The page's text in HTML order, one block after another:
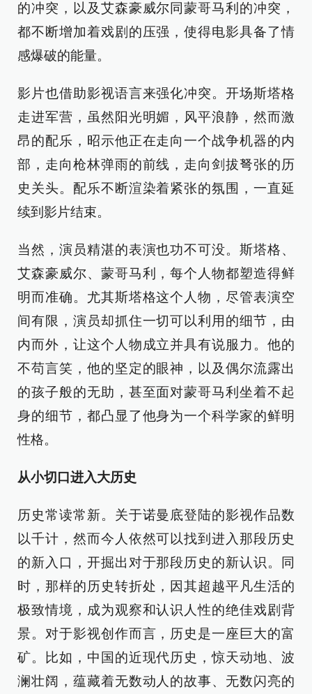
的冲突，以及艾森豪威尔同蒙哥马利的冲突，
都不断增加着戏剧的压强，使得电影具备了情
感爆破的能量。
影片也借助影视语言来强化冲突。开场斯塔格
走进军营，虽然阳光明媚，风平浪静，然而激
昂的配乐，昭示他正在走向一个战争机器的内
部，走向枪林弹雨的前线，走向剑拔弩张的历
史关头。配乐不断渲染着紧张的氛围，一直延
续到影片结束。
当然，演员精湛的表演也功不可没。斯塔格、
艾森豪威尔、蒙哥马利，每个人物都塑造得鲜
明而准确。尤其斯塔格这个人物，尽管表演空
间有限，演员却抓住一切可以利用的细节，由
内而外，让这个人物成立并具有说服力。他的
不苟言笑，他的坚定的眼神，以及偶尔流露出
的孩子般的无助，甚至面对蒙哥马利坐着不起
身的细节，都凸显了他身为一个科学家的鲜明
性格。
从小切口进入大历史
历史常读常新。关于诺曼底登陆的影视作品数
以千计，然而今人依然可以找到进入那段历史
的新入口，开掘出对于那段历史的新认识。同
时，那样的历史转折处，因其超越平凡生活的
极致情境，成为观察和认识人性的绝佳戏剧背
景。对于影视创作而言，历史是一座巨大的富
矿。比如，中国的近现代历史，惊天动地、波
澜壮阔，蕴藏着无数动人的故事、无数闪亮的